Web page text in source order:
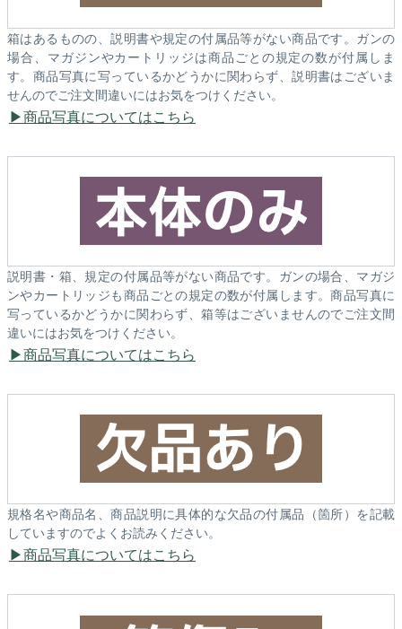
箱はあるものの、説明書や規定の付属品等がない商品です。ガンの
場合、マガジンやカートリッジは商品ごとの規定の数が付属しま
す。商品写真に写っているかどうかに関わらず、説明書はございま
せんのでご注文間違いにはお気をつけください。
商品写真についてはこちら
説明書・箱、規定の付属品等がない商品です。ガンの場合、マガジ
ンやカートリッジも商品ごとの規定の数が付属します。商品写真に
写っているかどうかに関わらず、箱等はございませんのでご注文間
違いにはお気をつけください。
商品写真についてはこちら
規格名や商品名、商品説明に具体的な欠品の付属品（箇所）を記載
していますのでよくお読みください。
商品写真についてはこちら